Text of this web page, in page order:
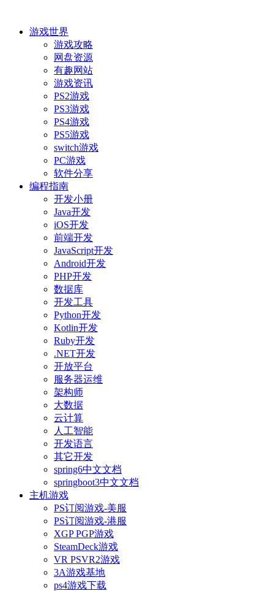
游戏世界
游戏攻略
网盘资源
有趣网站
游戏资讯
PS2游戏
PS3游戏
PS4游戏
PS5游戏
switch游戏
PC游戏
软件分享
编程指南
开发小册
Java开发
iOS开发
前端开发
JavaScript开发
Android开发
PHP开发
数据库
开发工具
Python开发
Kotlin开发
Ruby开发
.NET开发
开放平台
服务器运维
架构师
大数据
云计算
人工智能
开发语言
其它开发
spring6中文文档
springboot3中文文档
主机游戏
PS订阅游戏-美服
PS订阅游戏-港服
XGP PGP游戏
SteamDeck游戏
VR PSVR2游戏
3A游戏基地
ps4游戏下载